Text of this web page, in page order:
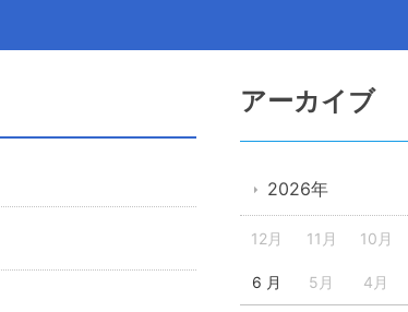
アーカイブ
2026年
12月 11月 10月
6 月 5月 4月